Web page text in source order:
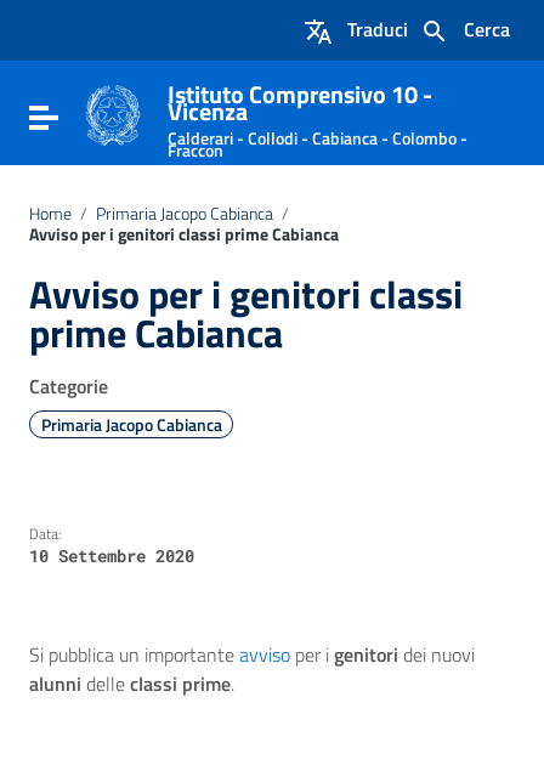
Vai al footer
Cerca
Traduci
Attiva / disattiva la navigazione
Istituto Comprensivo 10 -
Vicenza
Calderari - Collodi - Cabianca - Colombo -
Fraccon
Home / Primaria Jacopo Cabianca /
Avviso per i genitori classi prime Cabianca
Avviso per i genitori classi
prime Cabianca
Categorie
Primaria Jacopo Cabianca
Data:
10 Settembre 2020
Si pubblica un importanteavviso per igenitori dei nuovi
alunni delleclassi prime.